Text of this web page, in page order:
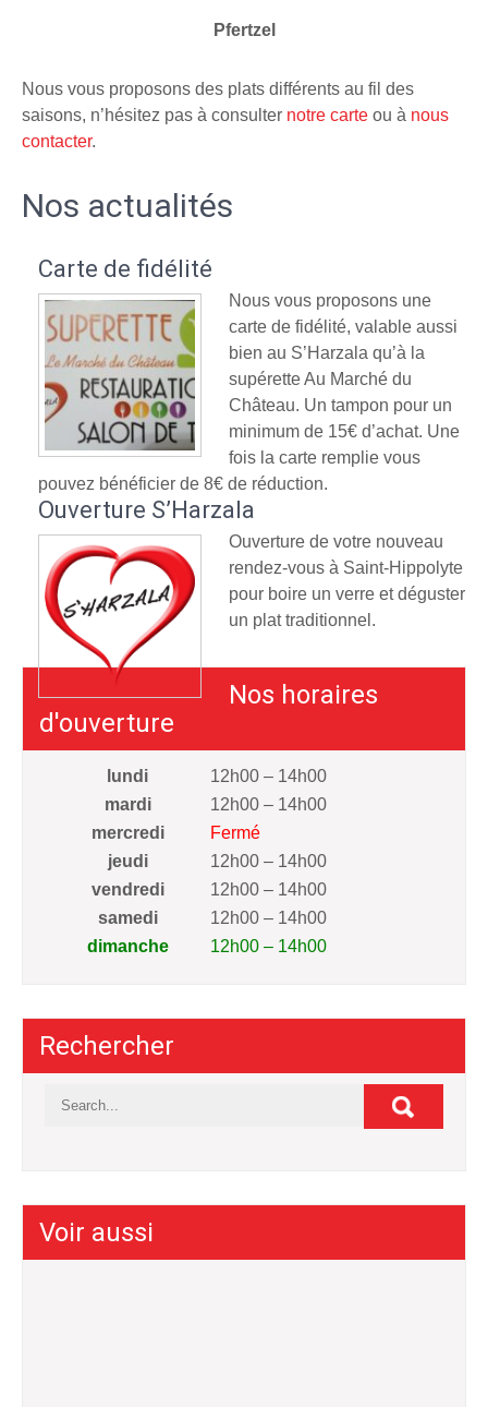
Pfertzel
Nous vous proposons des plats différents au fil des
saisons, n’hésitez pas à consulter notre carte ou à nous
contacter.
Nos actualités
Carte de fidélité
Nous vous proposons une
carte de fidélité, valable aussi
bien au S’Harzala qu’à la
supérette Au Marché du
Château. Un tampon pour un
minimum de 15€ d’achat. Une
fois la carte remplie vous
pouvez bénéficier de 8€ de réduction.
Ouverture S’Harzala
Ouverture de votre nouveau
rendez-vous à Saint-Hippolyte
pour boire un verre et déguster
un plat traditionnel.
Nos horaires
d'ouverture
lundi
12h00 – 14h00
mardi
12h00 – 14h00
mercredi
Fermé
jeudi
12h00 – 14h00
vendredi
12h00 – 14h00
samedi
12h00 – 14h00
dimanche
12h00 – 14h00
Rechercher
Voir aussi